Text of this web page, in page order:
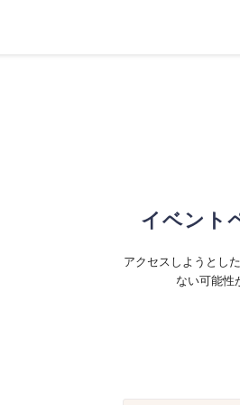
イベント
アクセスしようとし
ない可能性